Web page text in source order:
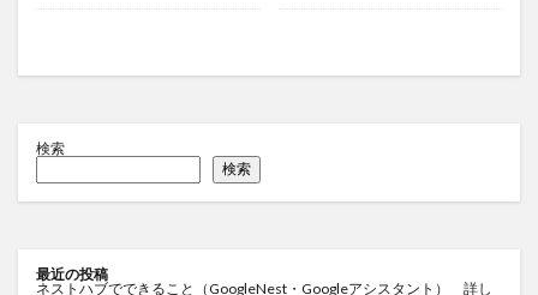
検索
検索
最近の投稿
ネストハブでできること（GoogleNest・Googleアシスタント） 詳し